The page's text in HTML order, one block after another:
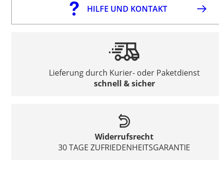
HILFE UND KONTAKT
Lieferung durch Kurier- oder Paketdienst
schnell & sicher
Widerrufsrecht
30 TAGE ZUFRIEDENHEITSGARANTIE